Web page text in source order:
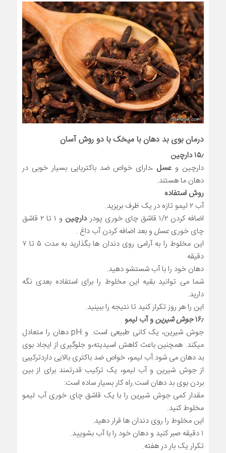
درمان بوی بد دهان با میخک با دو روش آسان
۱۵٫ دارچین
دارچین و عسل ،دارای خواص ضد باکتریایی بسیار خوبی در
دهان ما هستند.
روش استفاده
آب ۲ لیمو تازه در یک ظرف بریزید.
اضافه کردن ۱/۲ قاشق چای خوری پودر
دارچین
و ۱ تا ۲ قاشق
چای خوریعسل و بعد اضافه کردن آب داغ .
این مخلوط را به آرامی روی دندان ها بگذارید به مدت ۵ تا ۷
دقیقه
دهان خود را با آب شستشو دهید.
شما می توانید بقیه این مخلوط را برای استفاده بعدی نگه
دارید.
این را هر روز تکرار کنید تا نتیجه را ببینید.
۱۶٫جوش شیرینو آب لیمو
جوش شیرین، یک کانی طبیعی است. و pH دهان را متعادل
میکند. همچنین باعث کاهش اسیدیته،و جلوگیری از ایجاد بوی
بد دهان می شود.آب لیمو، خواص ضد باکتری بالایی داردترکیبی
از جوش شیرین و آب لیمو، یک ترکیب قدرتمند برای از بین
بردن بوی بد دهان است.راه کار بسیار ساده است:
مقدار کمی جوش شیرین را با یک قاشق چای خوری آب لیمو
مخلوط کنید.
این مخلوط را روی دندان ها قرار دهید.
۱ دقیقه صبر کنید و دهان خود را با آب بشویید.
تکرار یک بار در هفته.